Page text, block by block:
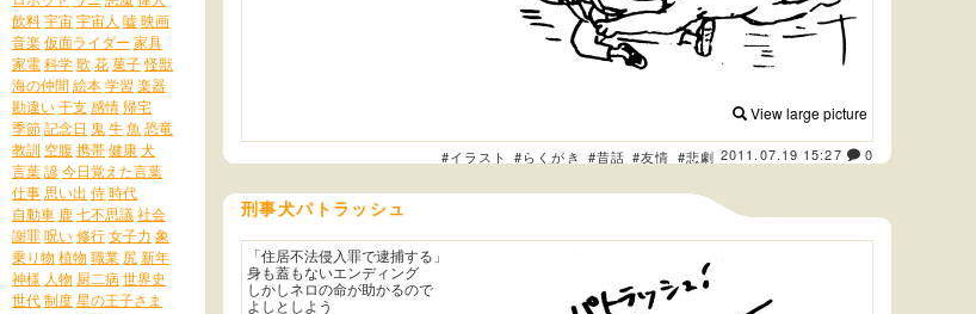
飲料宇宙宇宙人 嘘映画
音楽仮面ライダー 家具
家電科学歌 花菓子怪獣
海の仲間 絵本学習 楽器
勘違い干支 感情 帰宅
季節記念日 鬼牛魚 恐竜
教訓 空腹 携帯健康犬
言葉諺今日覚えた言葉
仕事 思い出 侍時代
自動車 鹿七不思議 社会
謝罪呪い修行女子力 象
乗り物 植物 職業 尻新年
神様 人物 厨二病世界史
世代制度星の王子さま
View large picture
#イラスト #らくがき #昔話 #友情 #悲劇 2011.07.19 15:27 0
刑事犬パトラッシュ
「住居不法侵入罪で逮捕する」
身も蓋もないエンディング
しかしネロの命が助かるので
よしとしよう